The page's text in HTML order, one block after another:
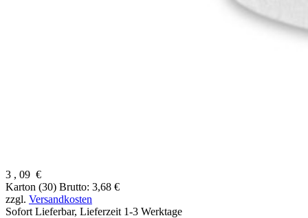
3 , 09 €
Karton (30) Brutto: 3,68 €
zzgl. Versandkosten
Sofort Lieferbar, Lieferzeit 1-3 Werktage